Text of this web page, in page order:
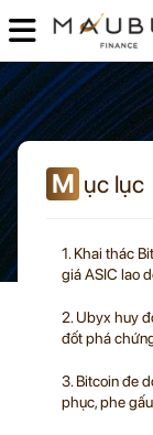
M ục lục
1. Khai thác
giá ASIC lao
2. Ubyx huy
đốt phá
3. Bitcoin đe
phục, phe